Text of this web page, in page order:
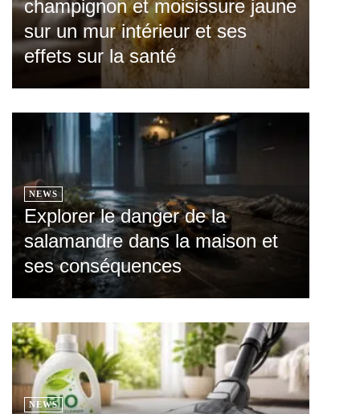
champignon et moisissure jaune
sur un mur intérieur et ses
effets sur la santé
NEWS
Explorer le danger de la
salamandre dans la maison et
ses conséquences
NEWS